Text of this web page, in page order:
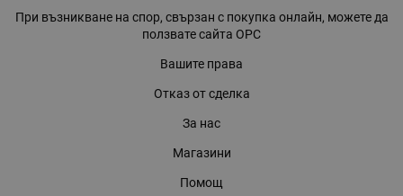
При възникване на спор, свързан с покупка онлайн, можете да
ползвате сайта ОРС
Вашите права
Отказ от сделка
За нас
Магазини
Помощ